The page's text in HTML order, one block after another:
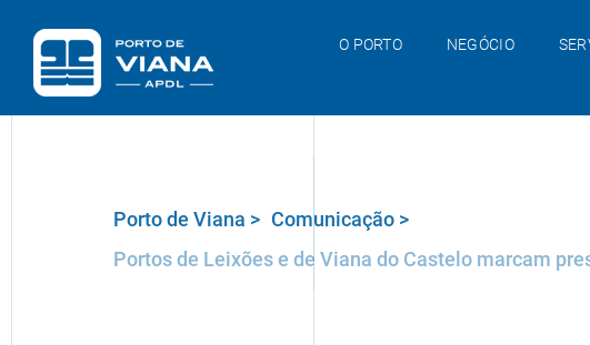
O PORTO NEGÓCIO
Porto de Viana > Comunicação >
Portos de Leixões e de Viana do Castelo marcam